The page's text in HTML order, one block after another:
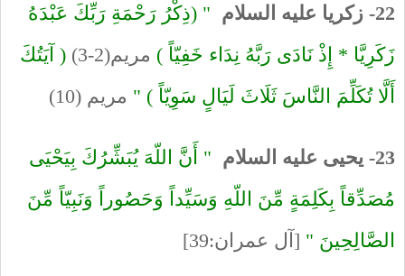
22- زكريا عليه السلام
" (ذِكْرُ رَحْمَةِ رَبِّكَ عَبْدَهُ
زَكَرِيَّا * إِذْ نَادَى رَبَّهُ نِدَاء خَفِيّاً ) مريم(2-3)
( آيَتُكَ
أَلَّا تُكَلِّمَ النَّاسَ ثَلَاثَ لَيَالٍ سَوِيّاً ) " مريم (10)
23- يحيى عليه السلام
" أَنَّ اللّهَ يُبَشِّرُكَ بِيَحْيَى
مُصَدِّقاً بِكَلِمَةٍ مِّنَ اللّهِ وَسَيِّداً وَحَصُوراً وَنَبِيّاً مِّنَ
الصَّالِحِينَ " [آل عمران:39]